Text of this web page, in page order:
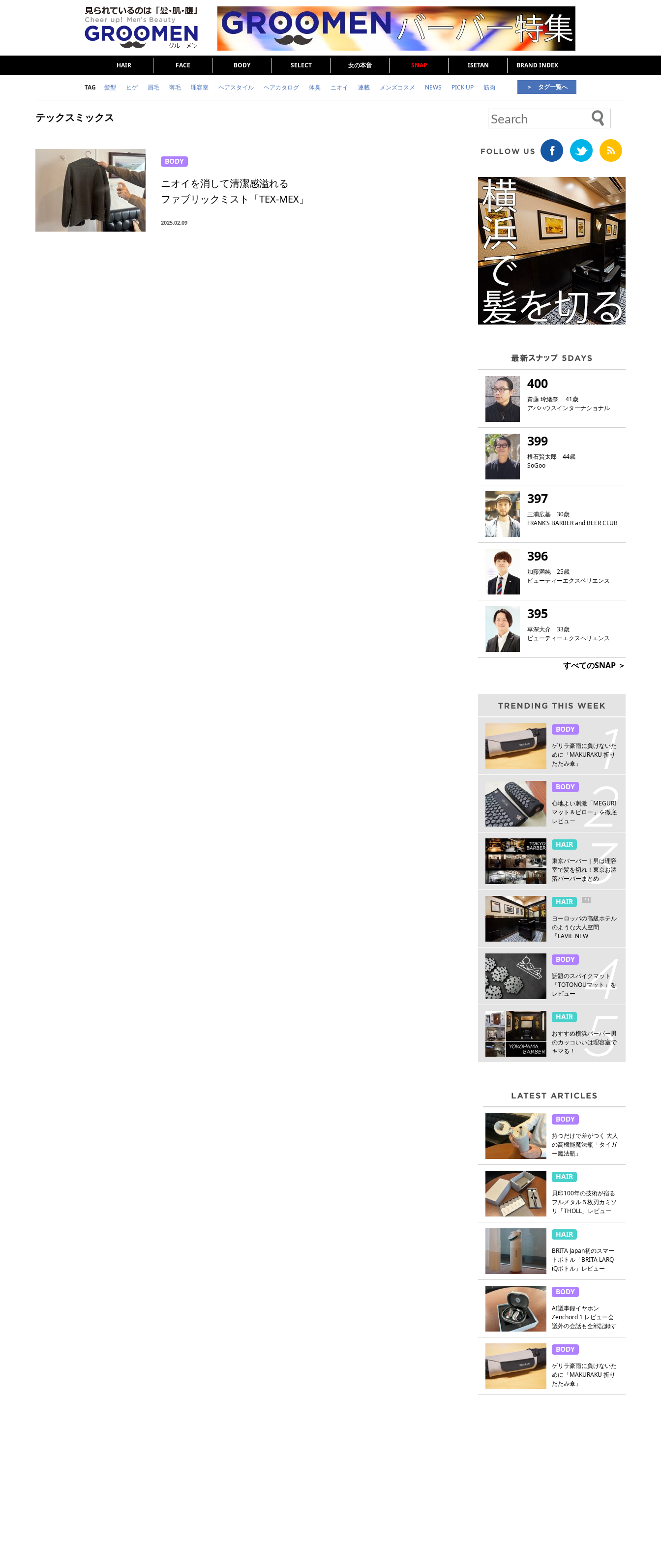
HAIR FACE BODY SELECT 女の本音 SNAP ISETAN BRAND INDEX
TAG 髪型 ヒゲ 眉毛 薄毛 理容室 ヘアスタイル ヘアカタログ 体臭 ニオイ 連載 メンズコスメ NEWS PICK UP 筋肉
頭皮ケア
＞ タグ一覧へ
テックスミックス
BODY
ニオイを消して清潔感溢れる
ファブリックミスト「TEX-MEX」
2025.02.09
400
齋藤 玲緒奈 41歳
アバハウスインターナショナル
399
根石賢太郎 44歳
SoGoo
397
三浦広基 30歳
FRANK‘S BARBER and BEER CLUB
396
加藤満純 25歳
ビューティーエクスペリエンス
395
草深大介 33歳
ビューティーエクスペリエンス
すべてのSNAP ＞
BODY
ゲリラ豪雨に負けないた
めに「MAKURAKU 折り
たたみ傘」
BODY
心地よい刺激「MEGURI
マット＆ピロー」を徹底
レビュー
HAIR
東京バーバー｜男は理容
室で髪を切れ！東京お洒
落バーバーまとめ
HAIR PR
ヨーロッパの高級ホテル
のような大人空間
「LAVIE NEW
店」
BODY
話題のスパイクマット
「TOTONOUマット」を
レビュー
HAIR
おすすめ横浜バーバー男
のカッコいいは理容室で
キマる！
BODY
持つだけで差がつく 大人
の高機能魔法瓶「タイガ
ー魔法瓶」
HAIR
貝印100年の技術が宿る
フルメタル５枚刃カミソ
リ「THOLL」レビュー
HAIR
BRITA Japan初のスマー
トボトル「BRITA LARQ
iQボトル」レビュー
BODY
AI議事録イヤホン
Zenchord 1 レビュー会
議外の会話も全部記録す
BODY
ゲリラ豪雨に負けないた
めに「MAKURAKU 折り
たたみ傘」